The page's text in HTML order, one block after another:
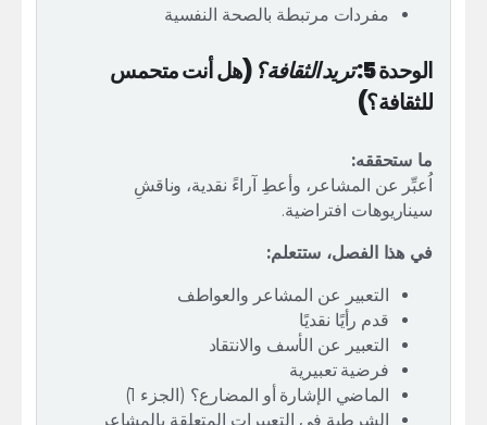
مفردات مرتبطة بالصحة النفسية
الوحدة 5: تريد الثقافة؟ (هل أنت متحمس
للثقافة؟)
ما ستحققه:
اُعبِّر عن المشاعر، وأعطِ آراءً نقدية، وناقشِ
سيناريوهات افتراضية.
في هذا الفصل، ستتعلم:
التعبير عن المشاعر والعواطف
قدم رأيًا نقديًا
التعبير عن الأسف والانتقاد
فرضية تعبيرية
الماضي الإشارة أو المضارع؟ (الجزء 1)
الشرطية في التعبيرات المتعلقة بالمشاعر